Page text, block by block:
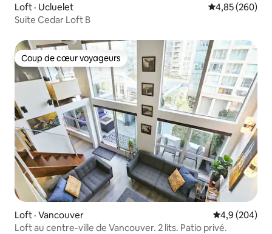
Loft · Ucluelet Note
4,85 (260)
Suite Cedar Loft B
Coup de cœur voyageurs
Coup de cœur voyageurs
Loft · Vancouver Note
4,9 (204)
Loft au centre-ville de Vancouver. 2 lits. Patio privé.